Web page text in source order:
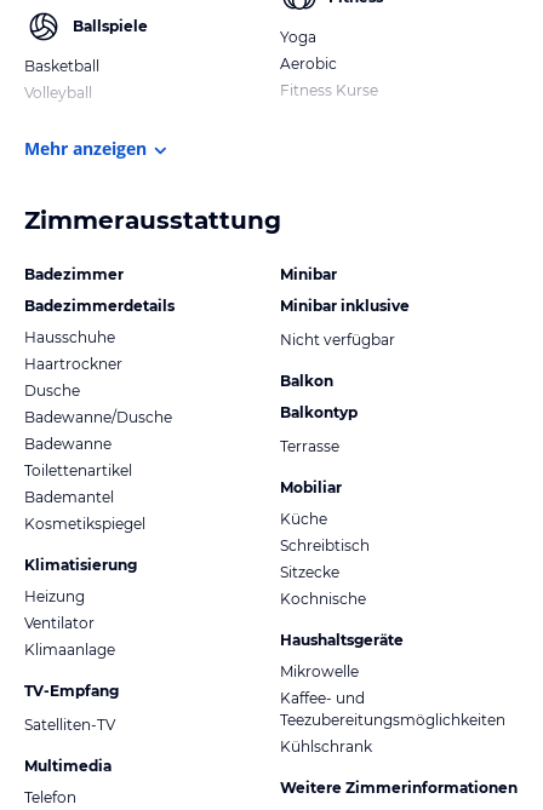
Ballspiele
Basketball
Volleyball
Yoga
Aerobic
Fitness Kurse
Mehr anzeigen
Zimmerausstattung
Badezimmer
Badezimmerdetails
Hausschuhe
Haartrockner
Dusche
Badewanne/Dusche
Badewanne
Toilettenartikel
Bademantel
Kosmetikspiegel
Klimatisierung
Heizung
Ventilator
Klimaanlage
TV-Empfang
Satelliten-TV
Multimedia
Telefon
Minibar
Minibar inklusive
Nicht verfügbar
Balkon
Balkontyp
Terrasse
Mobiliar
Küche
Schreibtisch
Sitzecke
Kochnische
Haushaltsgeräte
Mikrowelle
Kaffee- und
Teezubereitungsmöglichkeiten
Kühlschrank
Weitere Zimmerinformationen